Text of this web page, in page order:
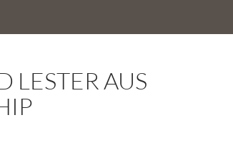
LESTER AUS